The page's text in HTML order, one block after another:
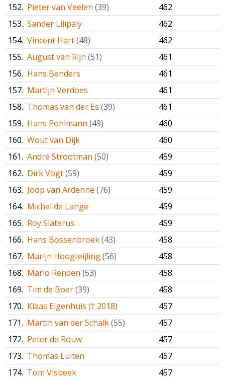
152. Pieter van Veelen (39)
462
153. Sander Lilipaly
462
154. Vincent Hart(48)
462
155. August van Rijn (51)
461
156. Hans Benders
461
157. Martijn Verdoes
461
158. Thomas van der Es (39)
461
159. Hans Pohlmann (49)
460
160. Wout van Dijk
460
161. André Strootman (50)
459
162. Dirk Vogt(59)
459
163. Joop van Ardenne (76)
459
164. Michel de Lange
459
165. Roy Slaterus
459
166. Hans Bossenbroek(43)
458
167. Marijn Hoogteijling(56)
458
168. Mario Renden (53)
458
169. Tim de Boer(39)
458
170. Klaas Eigenhuis († 2018)
457
171. Martin van der Schalk(55)
457
172. Peter de Rouw
457
173. Thomas Luiten
457
174. Tom Visbeek 457